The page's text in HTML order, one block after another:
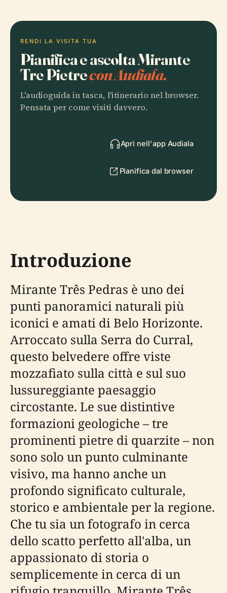
RENDI LA VISITA TUA
Pianifica e ascolta Mirante
Tre Pietrecon Audiala.
L'audioguida in tasca, l'itinerario nel browser.
Pensata per come visiti davvero.
Apri nell'app Audiala
Pianifica dal browser
Introduzione
Mirante Três Pedras è uno dei
punti panoramici naturali più
iconici e amati di Belo Horizonte.
Arroccato sulla Serra do Curral,
questo belvedere offre viste
mozzafiato sulla città e sul suo
lussureggiante paesaggio
circostante. Le sue distintive
formazioni geologiche – tre
prominenti pietre di quarzite – non
sono solo un punto culminante
visivo, ma hanno anche un
profondo significato culturale,
storico e ambientale per la regione.
Che tu sia un fotografo in cerca
dello scatto perfetto all'alba, un
appassionato di storia o
semplicemente in cerca di un